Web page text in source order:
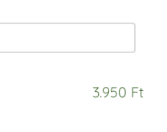
3.950 Ft